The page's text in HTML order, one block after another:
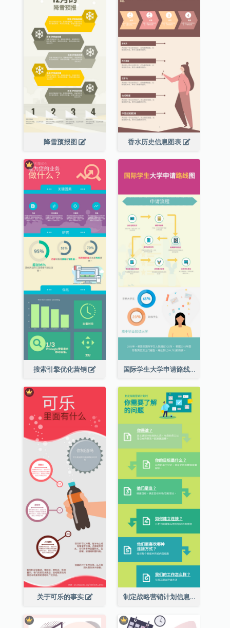
降雪预报图 香水历史信息图表
搜索引擎优化营销 国际学生大学申请路线图
关于可乐的事实 制定战略营销计划信息图表